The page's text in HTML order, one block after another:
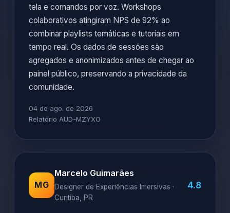
tela e comandos por voz. Workshops
colaborativos atingiram NPS de 92% ao
combinar playlists temáticas e tutoriais em
tempo real. Os dados de sessões são
agregados e anonimizados antes de chegar ao
painel público, preservando a privacidade da
comunidade.
04 de ago. de 2026
Relatório AUD-MZYXO
MG
Marcelo Guimarães
Designer de Experiências Imersivas ·
Curitiba, PR
4.8